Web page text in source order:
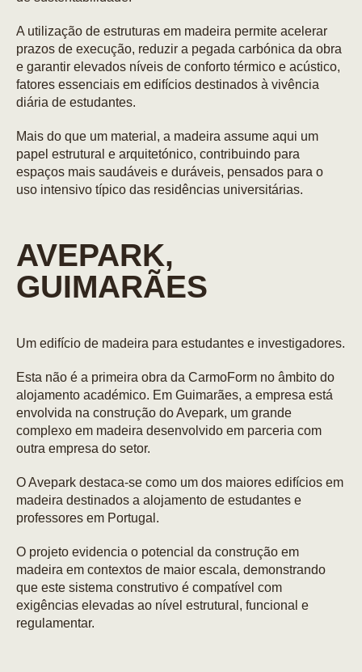
A utilização de estruturas em madeira permite acelerar
prazos de execução, reduzir a pegada carbónica da obra
e garantir elevados níveis de conforto térmico e acústico,
fatores essenciais em edifícios destinados à vivência
diária de estudantes.
Mais do que um material, a madeira assume aqui um
papel estrutural e arquitetónico, contribuindo para
espaços mais saudáveis e duráveis, pensados para o
uso intensivo típico das residências universitárias.
AVEPARK,
GUIMARÃES
Um edifício de madeira para estudantes e investigadores.
Esta não é a primeira obra da CarmoForm no âmbito do
alojamento académico. Em Guimarães, a empresa está
envolvida na construção do Avepark, um grande
complexo em madeira desenvolvido em parceria com
outra empresa do setor.
O Avepark destaca-se como um dos maiores edifícios em
madeira destinados a alojamento de estudantes e
professores em Portugal.
O projeto evidencia o potencial da construção em
madeira em contextos de maior escala, demonstrando
que este sistema construtivo é compatível com
exigências elevadas ao nível estrutural, funcional e
regulamentar.